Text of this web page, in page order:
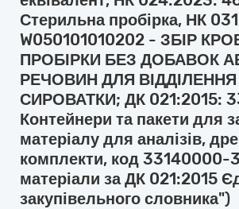
Стерильна пробірка, НК
W050101010202 - ЗБІР
ПРОБІРКИ БЕЗ ДОБАВОК
РЕЧОВИН ДЛЯ ВІДДІЛЕННЯ
СИРОВАТКИ; ДК 021:2015:
Контейнери та пакети для
матеріалу для аналізів,
комплекти, код 33140000-
матеріали за ДК 021:2015
закупівельного словника")